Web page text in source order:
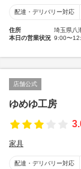
配達・デリバリー対応
住所
埼玉県八
本日の営業状況 9:00〜
店舗公式
ゆめゆ工房
家具
配達・デリバリー対応